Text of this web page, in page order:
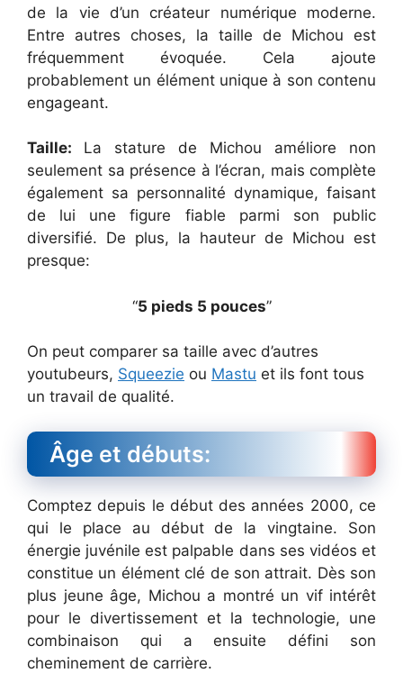
de la vie d’un créateur numérique moderne.
Entre autres choses, la taille de Michou est
fréquemment évoquée. Cela ajoute
probablement un élément unique à son contenu
engageant.
Taille: La stature de Michou améliore non
seulement sa présence à l’écran, mais complète
également sa personnalité dynamique, faisant
de lui une figure fiable parmi son public
diversifié. De plus, la hauteur de Michou est
presque:
“5 pieds 5 pouces”
On peut comparer sa taille avec d’autres
youtubeurs, Squeezie ou Mastu et ils font tous
un travail de qualité.
Âge et débuts:
Comptez depuis le début des années 2000, ce
qui le place au début de la vingtaine. Son
énergie juvénile est palpable dans ses vidéos et
constitue un élément clé de son attrait. Dès son
plus jeune âge, Michou a montré un vif intérêt
pour le divertissement et la technologie, une
combinaison qui a ensuite défini son
cheminement de carrière.